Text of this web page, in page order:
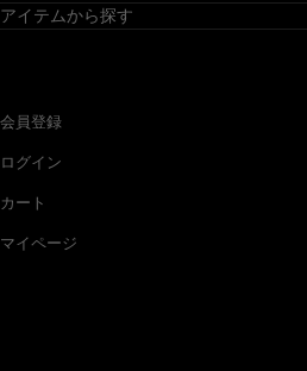
アイテムから探す
会員登録
ログイン
カート
マイページ